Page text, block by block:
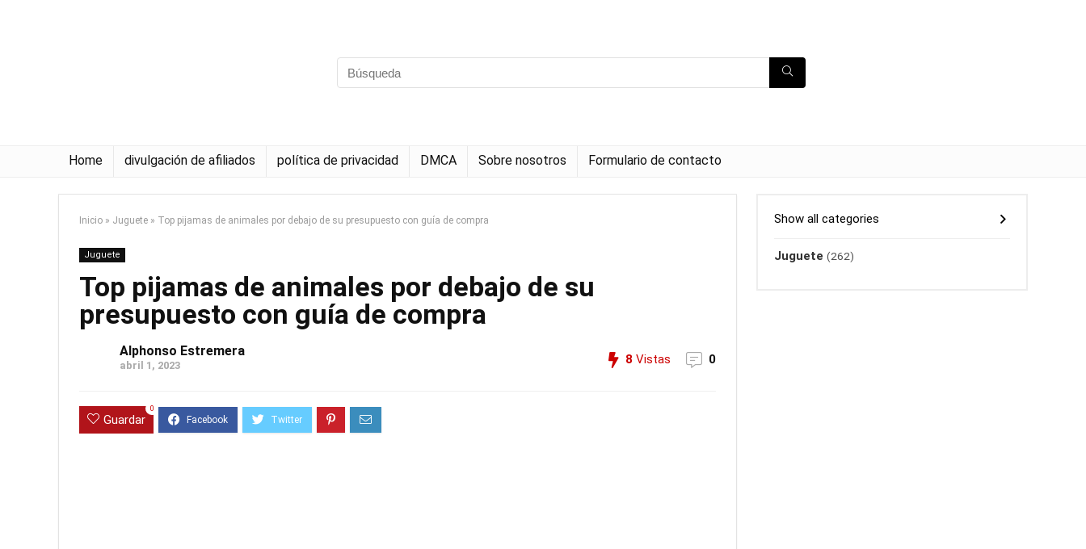
Home divulgación de afiliados política de privacidad DMCA Sobre nosotros Formulario de contacto
Inicio » Juguete » Top pijamas de animales por debajo de su presupuesto con guía de compra
Juguete
Top pijamas de animales por debajo de su
presupuesto con guía de compra
Alphonso Estremera
abril 1, 2023 8 Vistas 0
Guardar
0
Show all categories
Juguete (262)